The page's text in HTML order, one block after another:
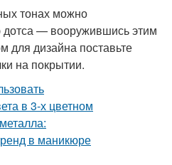
тонах можно
— вооружившись этим
для дизайна поставьте
на покрытии.